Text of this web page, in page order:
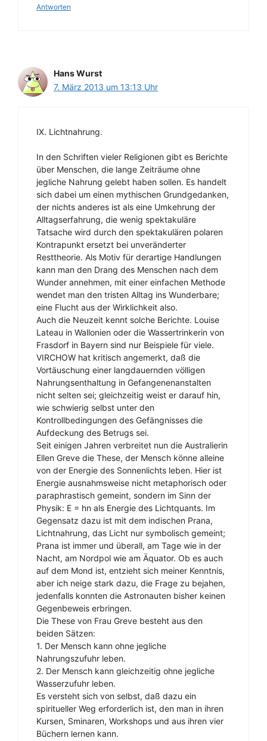
Antworten
Hans Wurst
7. März 2013 um 13:13 Uhr
IX. Lichtnahrung.
In den Schriften vieler Religionen gibt es Berichte
über Menschen, die lange Zeiträume ohne
jegliche Nahrung gelebt haben sollen. Es handelt
sich dabei um einen mythischen Grundgedanken,
der nichts anderes ist als eine Umkehrung der
Alltagserfahrung, die wenig spektakuläre
Tatsache wird durch den spektakulären polaren
Kontrapunkt ersetzt bei unveränderter
Resttheorie. Als Motiv für derartige Handlungen
kann man den Drang des Menschen nach dem
Wunder annehmen, mit einer einfachen Methode
wendet man den tristen Alltag ins Wunderbare;
eine Flucht aus der Wirklichkeit also.
Auch die Neuzeit kennt solche Berichte. Louise
Lateau in Wallonien oder die Wassertrinkerin von
Frasdorf in Bayern sind nur Beispiele für viele.
VIRCHOW hat kritisch angemerkt, daß die
Vortäuschung einer langdauernden völligen
Nahrungsenthaltung in Gefangenenanstalten
nicht selten sei; gleichzeitig weist er darauf hin,
wie schwierig selbst unter den
Kontrollbedingungen des Gefängnisses die
Aufdeckung des Betrugs sei.
Seit einigen Jahren verbreitet nun die Australierin
Ellen Greve die These, der Mensch könne alleine
von der Energie des Sonnenlichts leben. Hier ist
Energie ausnahmsweise nicht metaphorisch oder
paraphrastisch gemeint, sondern im Sinn der
Physik: E = hn als Energie des Lichtquants. Im
Gegensatz dazu ist mit dem indischen Prana,
Lichtnahrung, das Licht nur symbolisch gemeint;
Prana ist immer und überall, am Tage wie in der
Nacht, am Nordpol wie am Äquator. Ob es auch
auf dem Mond ist, entzieht sich meiner Kenntnis,
aber ich neige stark dazu, die Frage zu bejahen,
jedenfalls konnten die Astronauten bisher keinen
Gegenbeweis erbringen.
Die These von Frau Greve besteht aus den
beiden Sätzen:
1. Der Mensch kann ohne jegliche
Nahrungszufuhr leben.
2. Der Mensch kann gleichzeitig ohne jegliche
Wasserzufuhr leben.
Es versteht sich von selbst, daß dazu ein
spiritueller Weg erforderlich ist, den man in ihren
Kursen, Sminaren, Workshops und aus ihren vier
Büchern lernen kann.